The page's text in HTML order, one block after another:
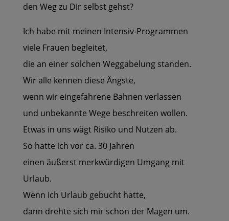
den Weg zu Dir selbst gehst?
Ich habe mit meinen Intensiv-Programmen
viele Frauen begleitet,
die an einer solchen Weggabelung standen.
Wir alle kennen diese Ängste,
wenn wir eingefahrene Bahnen verlassen
und unbekannte Wege beschreiten wollen.
Etwas in uns wägt Risiko und Nutzen ab.
So hatte ich vor ca. 30 Jahren
einen äußerst merkwürdigen Umgang mit
Urlaub.
Wenn ich Urlaub gebucht hatte,
dann drehte sich mir schon der Magen um.